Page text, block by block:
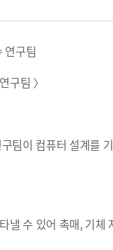
구팀 〉
팀이 컴퓨터 설계를
수 있어 촉매, 기체